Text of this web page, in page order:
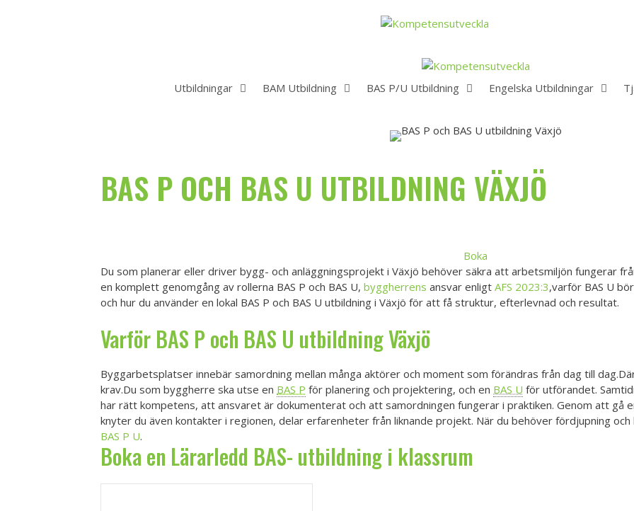
Utbildningar BAM Utbildning BAS P/U Utbildning Engelska Utbildningar
BAS P OCH BAS U UTBILDNING VÄXJÖ
Boka
Du som planerar eller driver bygg- och anläggningsprojekt i Växjö behöver säkra att arbetsmiljön fungerar
en komplett genomgång av rollerna BAS P och BAS U, byggherrens ansvar enligt AFS 2023:3,varför BAS U
och hur du använder en lokal BAS P och BAS U utbildning i Växjö för att få struktur, efterlevnad och resultat.
Varför BAS P och BAS U utbildningVäxjö
Byggarbetsplatser innebär samordning mellan många aktörer och moment som förändras från dag till
krav.Du som byggherre ska utse en BAS P för planering och projektering, och en BAS U för utförandet.
har rätt kompetens, att ansvaret är dokumenterat och att samordningen fungerar i praktiken. Genom att gå
knyter du även kontakter i regionen, delar erfarenheter från liknande projekt. När du behöver fördjupning
BAS P U.
Boka en Lärarledd BAS- utbildning i klassrum